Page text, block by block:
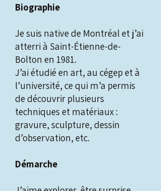
Biographie
Je suis native de Montréal et j’ai
atterri à Saint-Étienne-de-
Bolton en 1981.
J’ai étudié en art, au cégep et à
l’université, ce qui m’a permis
de découvrir plusieurs
techniques et matériaux :
gravure, sculpture, dessin
d’observation, etc.
Démarche